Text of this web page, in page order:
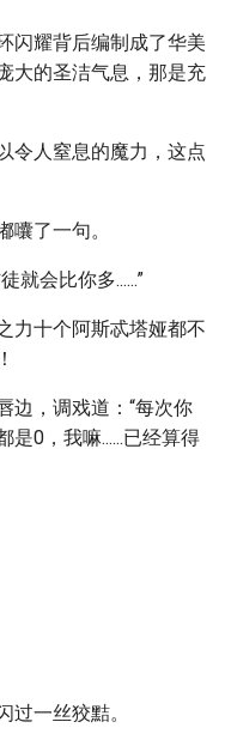
闪耀背后编制成了华美
大的圣洁气息，那是充
令人窒息的魔力，这点
囔了一句。
就会比你多......”
力十个阿斯忒塔娅都不
边，调戏道：“每次你
0，我嘛......已经算得
过一丝狡黠。